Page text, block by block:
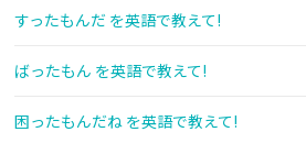
すったもんだ を英語で教えて!
ばったもん を英語で教えて!
困ったもんだね を英語で教えて!